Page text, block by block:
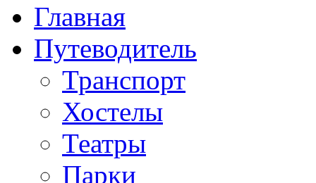
Главная
Путеводитель
Транспорт
Хостелы
Театры
Парки